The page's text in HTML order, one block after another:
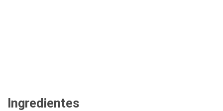
Ingredientes